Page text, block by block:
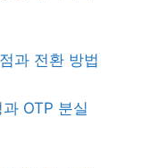
과 전환 방법
OTP 분실